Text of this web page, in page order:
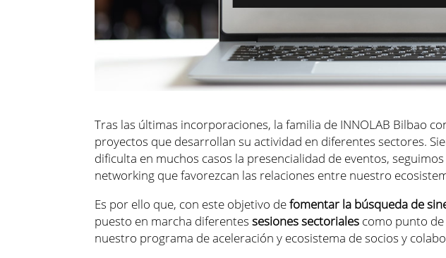
Tras las últimas incorporaciones, la familia de INNOLAB Bilbao
proyectos que desarrollan su actividad en diferentes sectores.
dificulta en muchos casos la presencialidad de eventos,
networking que favorezcan las relaciones entre nuestro
Es por ello que, con este objetivo defomentar la búsqueda de
puesto en marcha diferentessesiones sectoriales como punto
nuestro programa de aceleración y ecosistema de socios y